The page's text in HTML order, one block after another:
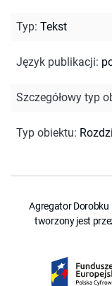
Typ: Tekst
Język publikacji:
Szczegółowy typ
Typ obiektu:
Agregator Dorobku
tworzony jest